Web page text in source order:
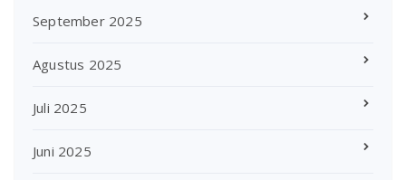
September 2025
Agustus 2025
Juli 2025
Juni 2025